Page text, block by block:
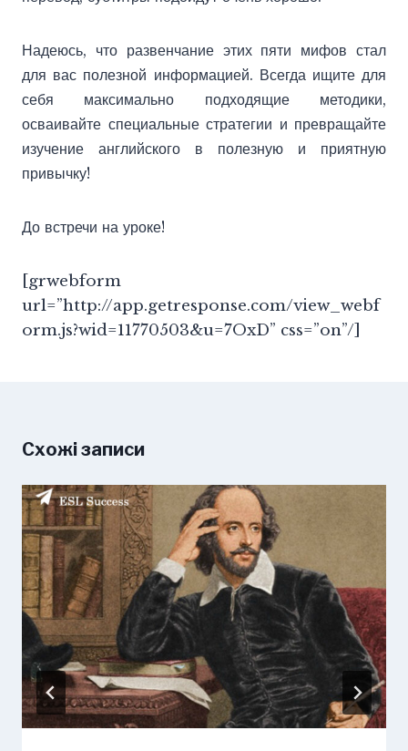
Надеюсь, что развенчание этих пяти мифов стал
для вас полезной информацией. Всегда ищите для
себя максимально подходящие методики,
осваивайте специальные стратегии и превращайте
изучение английского в полезную и приятную
привычку!
До встречи на уроке!
[grwebform
url=”http://app.getresponse.com/view_webf
orm.js?wid=11770503&u=7OxD” css=”on”/]
Схожі записи